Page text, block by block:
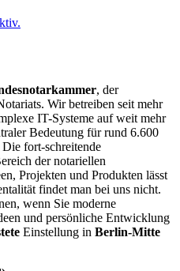
, der
Wir betreiben seit mehr
IT-Systeme auf weit mehr
Bedeutung für rund 6.600
fort-schreitende
der notariellen
Projekten und Produkten lässt
findet man bei uns nicht.
wenn Sie moderne
und persönliche Entwicklung
Einstellung in Berlin-Mitte